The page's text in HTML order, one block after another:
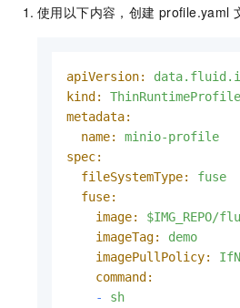
使用以下内容，创建 profile.yaml
apiVersion:
kind:
ThinRuntimeProfile
metadata:
name:
minio-profile
spec:
fileSystemType:
fuse
fuse:
image:
$IMG_REPO/
imageTag:
demo
imagePullPolicy:
command:
-
sh